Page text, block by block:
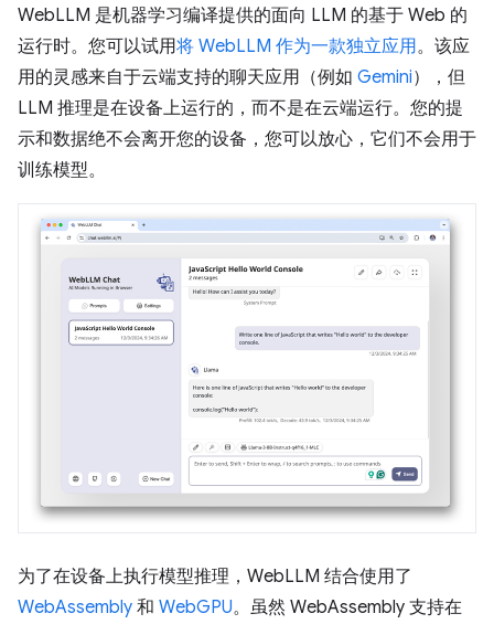
WebLLM 是机器学习编译提供的面向 LLM 的基于 Web 的
运行时。您可以试用将 WebLLM 作为一款独立应用。该应
用的灵感来自于云端支持的聊天应用（例如 Gemini），但
LLM 推理是在设备上运行的，而不是在云端运行。您的提
示和数据绝不会离开您的设备，您可以放心，它们不会用于
训练模型。
为了在设备上执行模型推理，WebLLM 结合使用了
WebAssembly 和 WebGPU。虽然 WebAssembly 支持在